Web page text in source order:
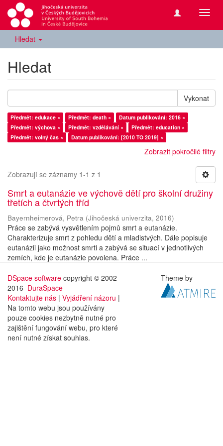
Hledat
Hledat
Vykonat
Předmět: edukace × Předmět: death ×
Datum publikování: 2016 ×
Předmět: výchova ×
Předmět: vzdělávání ×
Předmět: education ×
Předmět: volný čas ×
Datum publikování: [2010 TO 2019] ×
Zobrazit pokročilé filtry
Zobrazují se záznamy 1-1 z 1
Smrt a eutanázie ve výchově dětí pro školní družiny
třetích a čtvrtých tříd
Bayernheimerová, Petra (Jihočeská univerzita, 2016)
Práce se zabývá vysvětlením pojmů smrt a eutanázie.
Charakterizuje smrt z pohledu dětí a mladistvých. Dále popisuje
eutanázii jako možnost smrti a zabývá se situací v jednotlivých
zemích, kde je eutanázie povolena. Práce ...
DSpace software copyright © 2002-
2016 DuraSpace
Kontaktujte nás | Vyjádření názoru |
Na tomto webu jsou používány
pouze cookies nezbytně nutné pro
zajištění fungování webu, pro které
není nutné získat souhlas.
Theme by